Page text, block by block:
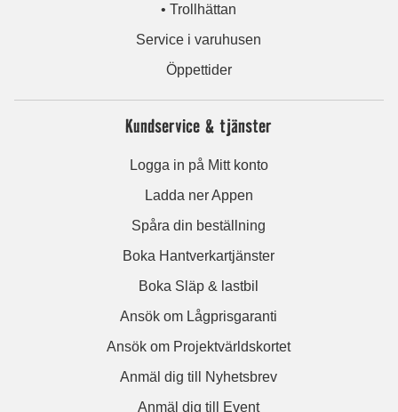
• Trollhättan
Service i varuhusen
Öppettider
Kundservice & tjänster
Logga in på Mitt konto
Ladda ner Appen
Spåra din beställning
Boka Hantverkartjänster
Boka Släp & lastbil
Ansök om Lågprisgaranti
Ansök om Projektvärldskortet
Anmäl dig till Nyhetsbrev
Anmäl dig till Event